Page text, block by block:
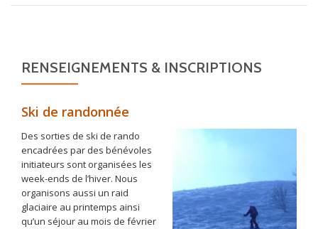
RENSEIGNEMENTS & INSCRIPTIONS
Ski de randonnée
Des sorties de ski de rando
encadrées par des bénévoles
initiateurs sont organisées les
week-ends de l’hiver. Nous
organisons aussi un raid
glaciaire au printemps ainsi
qu’un séjour au mois de février